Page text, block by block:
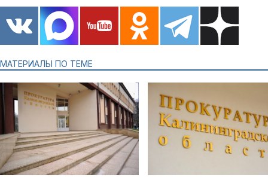
МАТЕРИАЛЫ ПО ТЕМЕ